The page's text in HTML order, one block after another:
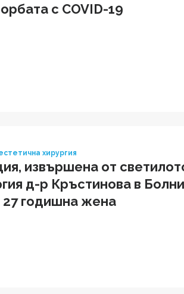
с COVID-19
хирургия
извършена от
д-р Кръстинова в
27 годишна жена